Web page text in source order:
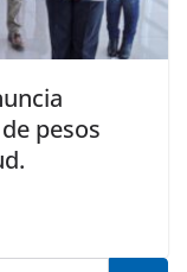
pesos